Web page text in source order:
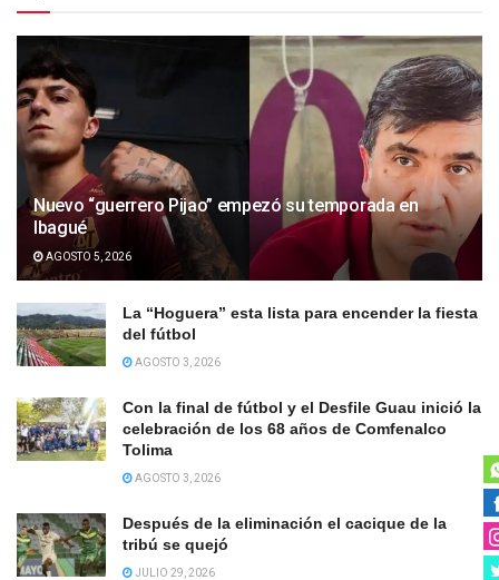
Nuevo “guerrero Pijao” empezó su temporada en
Ibagué
AGOSTO 5, 2026
La “Hoguera” esta lista para encender la fiesta
del fútbol
AGOSTO 3, 2026
Con la final de fútbol y el Desfile Guau inició la
celebración de los 68 años de Comfenalco
Tolima
AGOSTO 3, 2026
Después de la eliminación el cacique de la
tribú se quejó
JULIO 29, 2026